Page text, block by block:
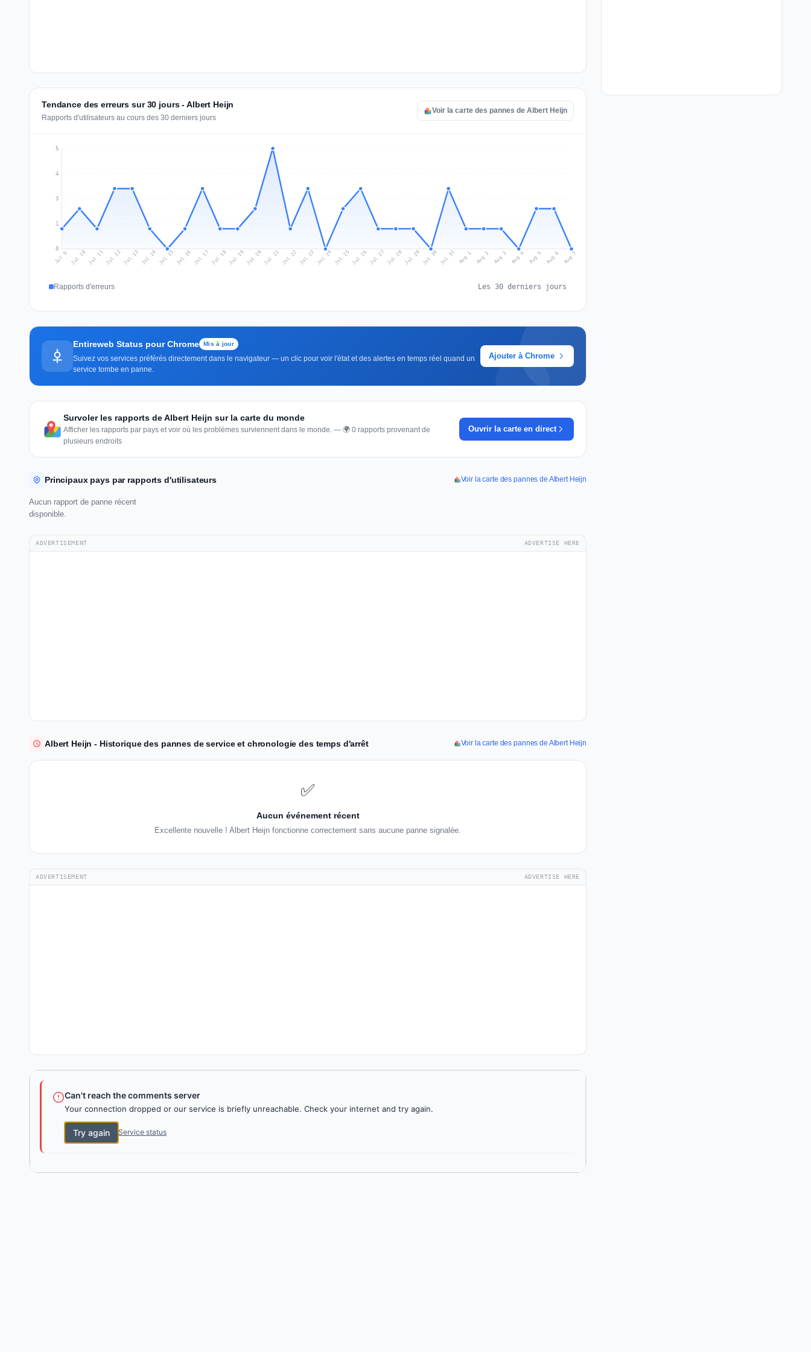
Tendance des erreurs sur 30 jours - Albert Heijn
Rapports d'utilisateurs au cours des 30 derniers jours
Voir la carte des pannes de Albert Heijn
0
1
3
4
5
Jul 9 Jul 10 Jul 11Jul 12Jul 13 Jul 14 Jul 15 Jul 16 Jul 17 Jul 18Jul 19 Jul 20 Jul 21 Jul 22 Jul 23 Jul 24 Jul 25 Jul 26Jul 27 Jul 28Jul 29 Jul 30 Jul 31 Aug 1 Aug 2 Aug 3 Aug 4 Aug 5 Aug 6 Aug 7
Rapports d'erreurs Les 30 derniers jours
Entireweb Status pour Chrome Mis à jour
Suivez vos services préférés directement dans le navigateur — un clic pour voir l'état et des alertes en temps réel quand un
service tombe en panne.
Ajouter à Chrome
Survoler les rapports de Albert Heijn sur la carte du monde
Afficher les rapports par pays et voir où les problèmes surviennent dans le monde. — 🌍 0 rapports provenant de
plusieurs endroits
Ouvrir la carte en direct
Principaux pays par rapports d'utilisateurs Voir la carte des pannes de Albert Heijn
Aucun rapport de panne récent
disponible.
ADVERTISEMENT ADVERTISE HERE
Albert Heijn - Historique des pannes de service et chronologie des temps d'arrêt Voir la carte des pannes de Albert Heijn
✅
Aucun événement récent
Excellente nouvelle ! Albert Heijn fonctionne correctement sans aucune panne signalée.
ADVERTISEMENT ADVERTISE HERE
Can't reach the comments server
Your connection dropped or our service is briefly unreachable. Check your internet and try again.
Try again Service status